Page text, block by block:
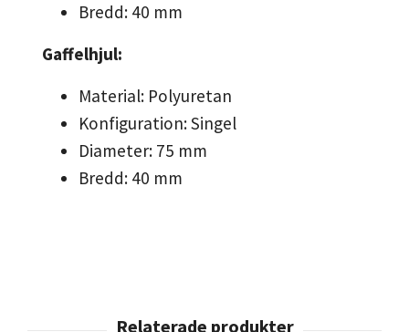
Bredd: 40 mm
Gaffelhjul:
Material: Polyuretan
Konfiguration: Singel
Diameter: 75 mm
Bredd: 40 mm